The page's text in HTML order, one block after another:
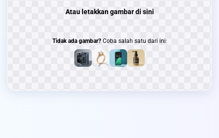
Atau letakkan gambar di sini
Tidak ada gambar?Coba salah satu dari ini: